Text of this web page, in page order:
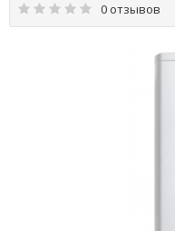
0 отзывов